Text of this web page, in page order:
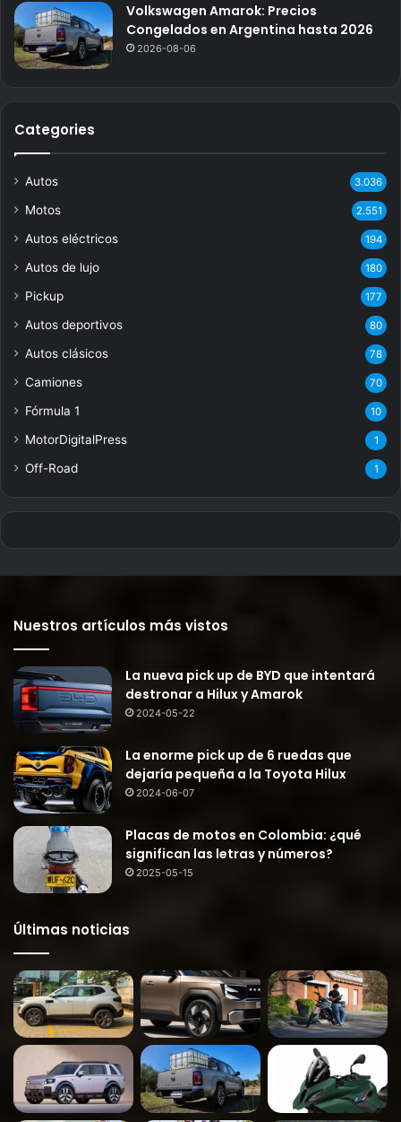
Volkswagen Amarok: Precios
Congelados en Argentina hasta 2026
2026-08-06
Categories
Autos 3.036
Motos 2.551
Autos eléctricos 194
Autos de lujo 180
Pickup 177
Autos deportivos 80
Autos clásicos 78
Camiones 70
Fórmula 1 10
MotorDigitalPress 1
Off-Road 1
Nuestros artículos más vistos
La nueva pick up de BYD que intentará
destronar a Hilux y Amarok
2024-05-22
La enorme pick up de 6 ruedas que
dejaría pequeña a la Toyota Hilux
2024-06-07
Placas de motos en Colombia: ¿qué
significan las letras y números?
2025-05-15
Últimas noticias